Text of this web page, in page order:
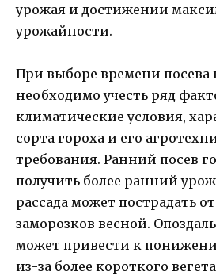
урожая и достижении
урожайности.
При выборе времени посева
необходимо учесть ряд
климатические условия,
сорта гороха и его
требования. Ранний посев
получить более ранний
рассада может пострадать
заморозков весной.
может привести к
из-за более короткого